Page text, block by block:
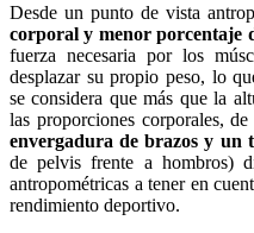
Desde un punto de vista
corporal y menor porcentaje
fuerza necesaria por los
desplazar su propio peso, lo
se considera que más que la
las proporciones corporales,
envergadura de brazos y un
de pelvis frente a hombros)
antropométricas a tener en
rendimiento deportivo.